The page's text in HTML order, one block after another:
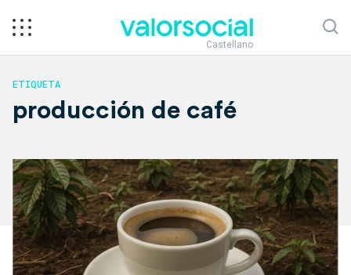
Castellano
ETIQUETA
producción de café